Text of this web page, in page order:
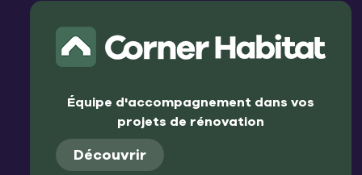
Équipe d'accompagnement dans vos
projets de rénovation
Découvrir